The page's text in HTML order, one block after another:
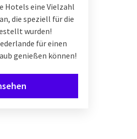
Hotels eine Vielzahl
die speziell für die
wurden!
für einen
genießen können!